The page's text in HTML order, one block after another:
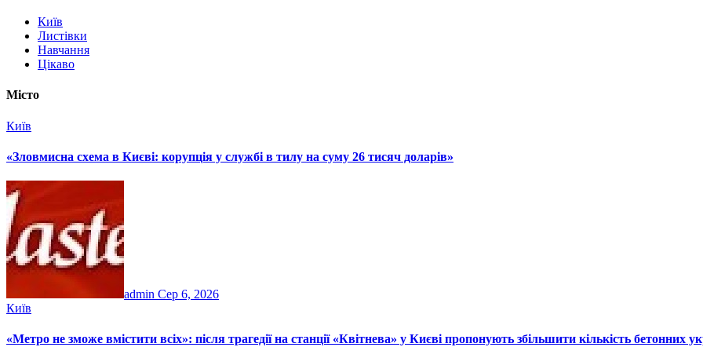
Київ
Листівки
Навчання
Цікаво
Місто
Київ
«Зловмисна схема в Києві: корупція у службі в тилу на суму 26 тисяч доларів»
admin Сер 6, 2026
Київ
«Метро не зможе вмістити всіх»: після трагедії на станції «Квітнева» у Києві пропонують збільшити кількість бетонних